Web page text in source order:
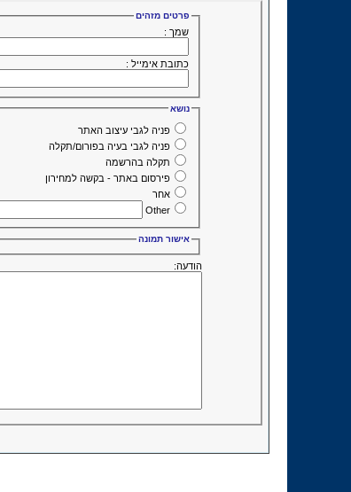
פרטים מזהים
שמך :
כתובת אימייל :
נושא
פניה לגבי עיצוב האתר
פניה לגבי בעיה בפורום/תקלה
תקלה בהרשמה
פירסום באתר - בקשה למחירון
אחר
Other
אישור תמונה
הודעה: